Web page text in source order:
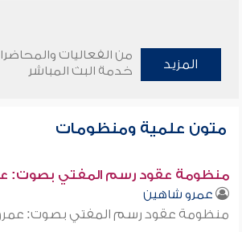
المزيد
من الفعاليات
خدمة البث المباشر
متون علمية ومنظومات
منظومة عقود رسم المفتي بصوت:
عمرو شاهين
منظومة عقود رسم المفتي بصوت: